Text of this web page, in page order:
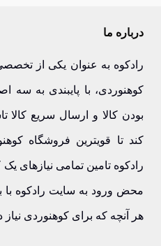
درباره ما
رادکوه به عنوان یکی از
کوهنوردی، با پایبندی به
بودن کالا و ارسال سریع
کند تا قویترین فروشگاه
رادکوه تامین تمامی نیازهای
محض ورود به سایت رادکوه با
هر آنچه که برای کوهنوردی نیاز